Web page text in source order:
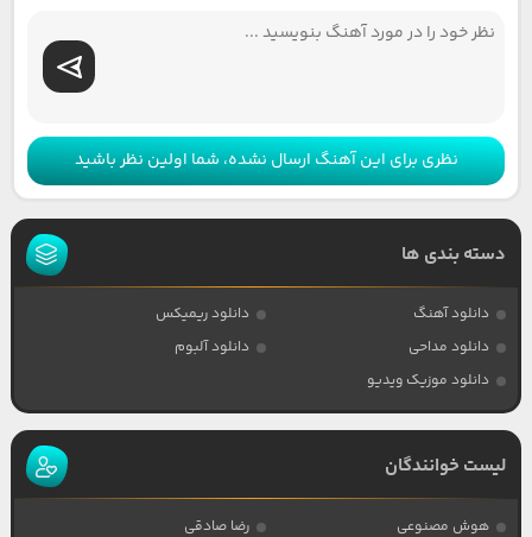
نظری برای این آهنگ ارسال نشده، شما اولین نظر باشید
دسته بندی ها
دانلود آهنگ
دانلود ریمیکس
دانلود مداحی
دانلود آلبوم
دانلود موزیک ویدیو
لیست خوانندگان
هوش مصنوعی رضا صادقی